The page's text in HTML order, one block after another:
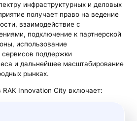
инфраструктурных и деловых
получает право на ведение
взаимодействие с
подключение к партнерской
использование
поддержки
и дальнейшее масштабирование
рынках.
Innovation City включает: